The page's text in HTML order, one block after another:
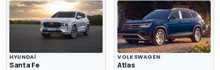
HYUNDAI
Santa Fe
VOLKSWAGEN
Atlas